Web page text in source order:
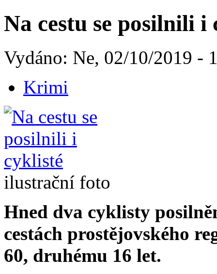
Na cestu se posilnili i
Vydáno: Ne, 02/10/2019 -
Krimi
ilustrační foto
Hned dva cyklisty
cestách prostějovského
60, druhému 16 let.